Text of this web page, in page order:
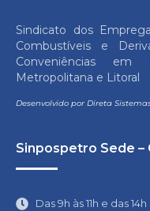
Sindicato dos
Combustíveis e
Conveniências
Metropolitana e Litoral
Desenvolvido por Direta
Sinpospetro Sede –
Das 9h às 11h e das 14h